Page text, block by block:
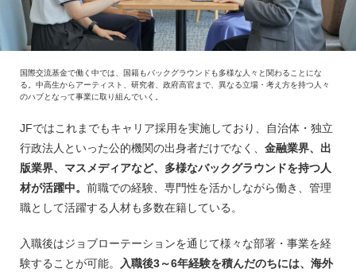
国際交流基金で働く中では、国籍もバックグラウンドも多様な人々と関わることにな
る。中高生からアーティスト、研究者、政府高官まで、異なる立場・考え方を持つ人々
のハブとなって事業に取り組んでいく。
JFではこれまでもキャリア採用を実施しており、自治体・独立
行政法人といった公的機関の出身者だけでなく、 金融業界、出
版業界、マスメディアなど、多様なバックグラウンドを持つ人
材が活躍中。 前職での経験、専門性を活かしながら働き、管理
職として活躍する人材も多数在籍している。
入職後はジョブローテーションを通じて様々な部署・事業を経
験することが可能。
入職後3～6年経験を積んだのちには、海外